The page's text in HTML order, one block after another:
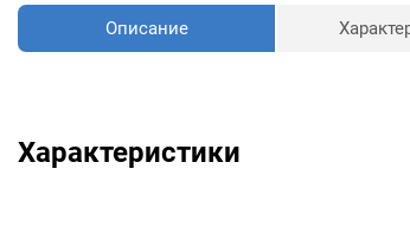
Описание
Характеристики